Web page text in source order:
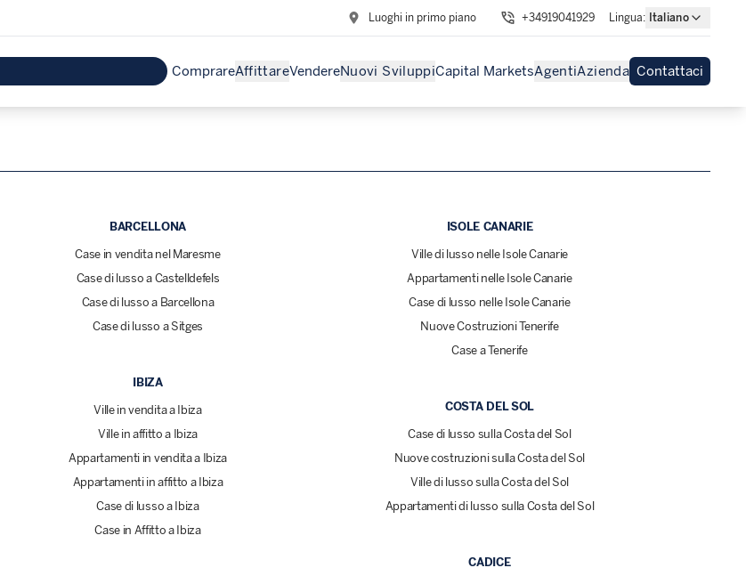
Luoghi in primo piano +34919041929 Lingua: Italiano
ComprareAffittareVendereNuovi SviluppiCapital MarketsAgentiAzienda Contattaci
BARCELLONA
Case in vendita nel Maresme
Case di lusso a Castelldefels
Case di lusso a Barcellona
Case di lusso a Sitges
IBIZA
Ville in vendita a Ibiza
Ville in affitto a Ibiza
Appartamenti in vendita a Ibiza
Appartamenti in affitto a Ibiza
Case di lusso a Ibiza
Case in Affitto a Ibiza
ISOLE CANARIE
Ville di lusso nelle Isole Canarie
Appartamenti nelle Isole Canarie
Case di lusso nelle Isole Canarie
Nuove Costruzioni Tenerife
Case a Tenerife
COSTA DEL SOL
Case di lusso sulla Costa del Sol
Nuove costruzioni sulla Costa del Sol
Ville di lusso sulla Costa del Sol
Appartamenti di lusso sulla Costa del Sol
CADICE